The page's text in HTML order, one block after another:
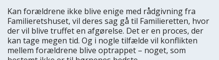
Kan forældrene ikke blive enige med rådgivning fra
Familieretshuset, vil deres sag gå til Familieretten, hvor
der vil blive truffet en afgørelse. Det er en proces, der
kan tage megen tid. Og i nogle tilfælde vil konflikten
mellem forældrene blive optrappet – noget, som